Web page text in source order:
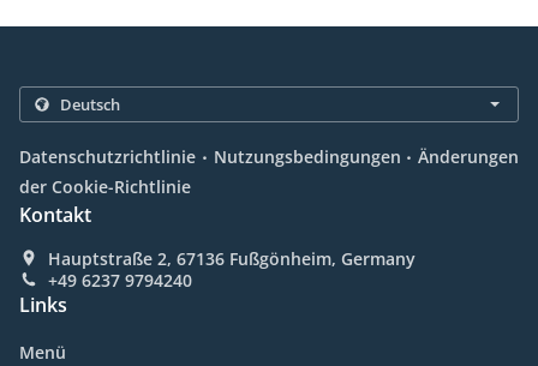
Datenschutzrichtlinie . Nutzungsbedingungen . Änderungen
der Cookie-Richtlinie
Kontakt
Hauptstraße 2, 67136 Fußgönheim, Germany
+49 6237 9794240
Links
Menü